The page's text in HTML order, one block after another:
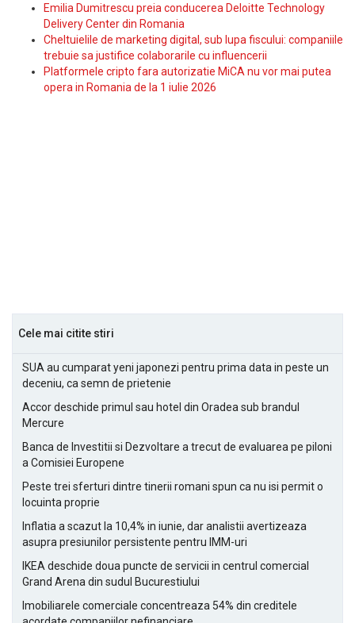
Emilia Dumitrescu preia conducerea Deloitte Technology
Delivery Center din Romania
Cheltuielile de marketing digital, sub lupa fiscului: companiile
trebuie sa justifice colaborarile cu influencerii
Platformele cripto fara autorizatie MiCA nu vor mai putea
opera in Romania de la 1 iulie 2026
Cele mai citite stiri
SUA au cumparat yeni japonezi pentru prima data in peste un
deceniu, ca semn de prietenie
Accor deschide primul sau hotel din Oradea sub brandul
Mercure
Banca de Investitii si Dezvoltare a trecut de evaluarea pe piloni
a Comisiei Europene
Peste trei sferturi dintre tinerii romani spun ca nu isi permit o
locuinta proprie
Inflatia a scazut la 10,4% in iunie, dar analistii avertizeaza
asupra presiunilor persistente pentru IMM-uri
IKEA deschide doua puncte de servicii in centrul comercial
Grand Arena din sudul Bucurestiului
Imobiliarele comerciale concentreaza 54% din creditele